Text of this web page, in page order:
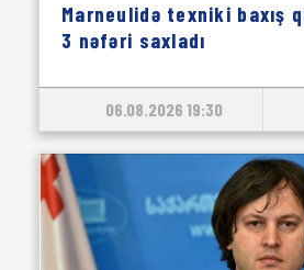
Marneulidə texniki baxış
3 nəfəri saxladı
06.08.2026 19:30